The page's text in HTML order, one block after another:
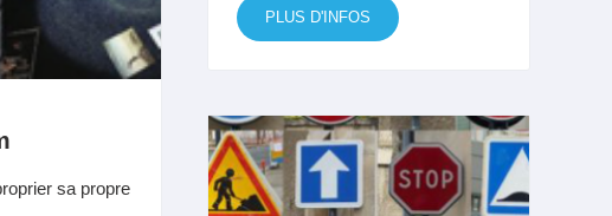
PLUS D'INFOS
sa propre